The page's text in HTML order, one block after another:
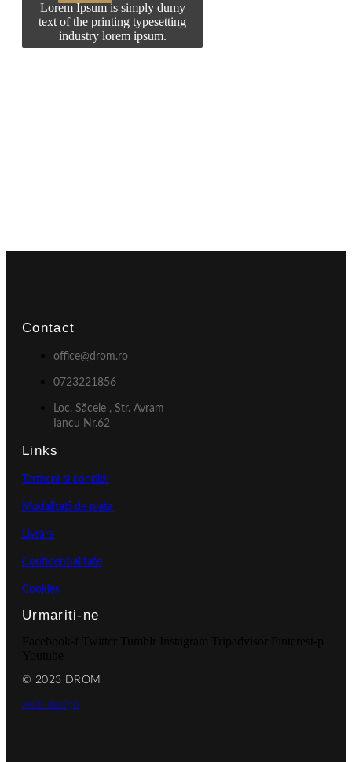
Lorem Ipsum is simply dumy
text of the printing typesetting
industry lorem ipsum.
Contact
office@drom.ro
0723221856
Loc. Săcele , Str. Avram
Iancu Nr.62
Links
Termeni si conditii
Modalitati de plata
Livrare
Confidentialitate
Cookies
Urmariti-ne
© 2023 DROM
web design